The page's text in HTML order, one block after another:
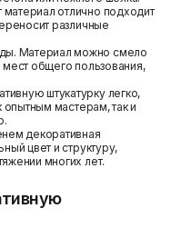
отлично подходит
различные
Материал можно смело
общего пользования,
штукатурку легко,
опытным мастерам, так и
декоративная
цвет и структуру,
многих лет.